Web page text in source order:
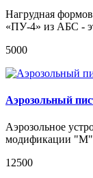
Нагрудная
«ПУ-4» из АБС -
5000
Аэрозольный
Аэрозольное
модификации "М"
12500